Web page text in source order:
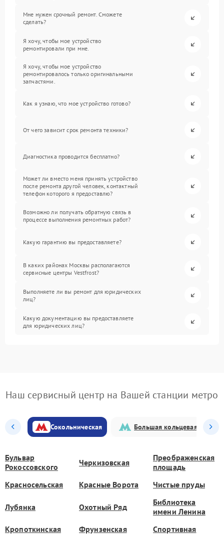
Мне нужен срочный ремонт. Сможете
сделать?
Я хочу, чтобы мое устройство
ремонтировали при мне.
Я хочу, чтобы мое устройство
ремонтировалось только оригинальными
запчастями.
Как я узнаю, что мое устройство готово?
От чего зависит срок ремонта техники?
Диагностика проводится бесплатно?
Может ли вместо меня принять устройство
после ремонта другой человек, контактный
телефон которого я предоставлю?
Возможно ли получать обратную связь в
процессе выполнения ремонтных работ?
Какую гарантию вы предоставляете?
В каких районах Москвы располагаются
сервисные центры Vestfrost?
Выполняете ли вы ремонт для юридических
лиц?
Какую документацию вы предоставляете
для юридических лиц?
Наш сервисный центр на Вашей станции метро
Сокольническая Большая кольцевая
Бульвар
Рокоссовского
Черкизовская
Преображенская
площадь
Красносельская
Красные Ворота Чистые пруды
Лубянка Охотный Ряд
Библиотека
имени Ленина
Кропоткинская
Фрунзенская Спортивная